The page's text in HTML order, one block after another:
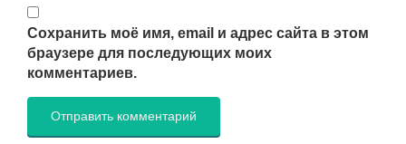
Сохранить моё имя, email и адрес сайта в этом
браузере для последующих моих
комментариев.